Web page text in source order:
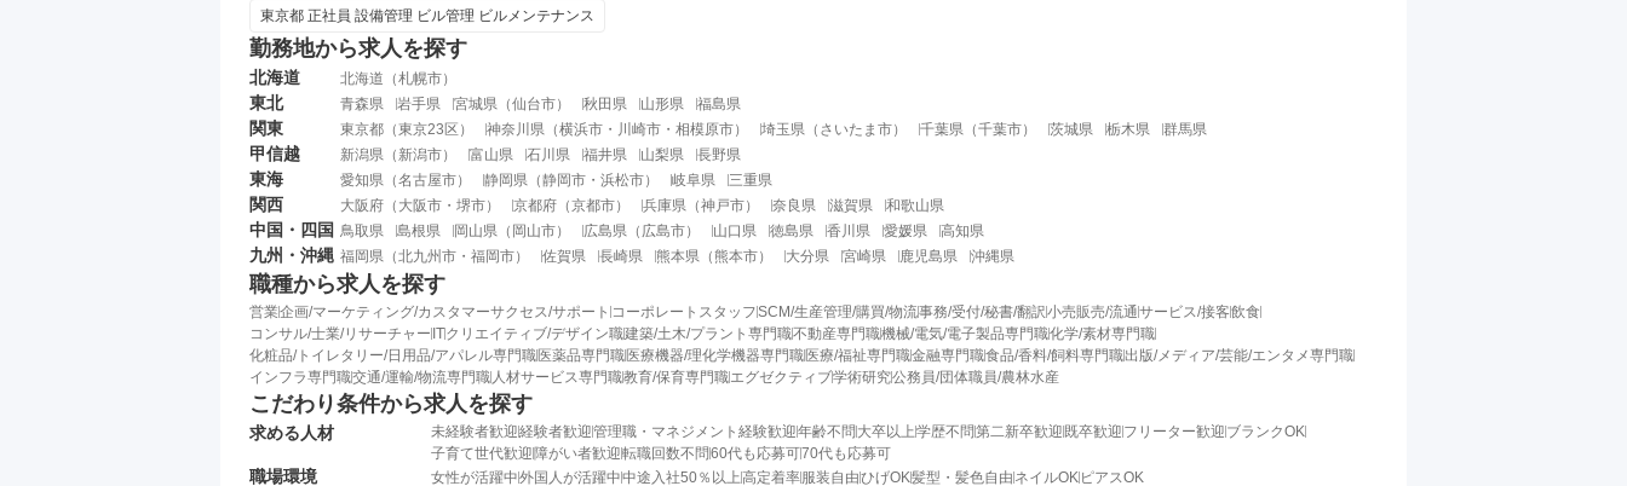
東京都 正社員 設備管理 ビル管理 ビルメンテナンス
勤務地から求人を探す
北海道 北海道 （札幌市）
東北 青森県 岩手県 宮城県 （仙台市） 秋田県 山形県 福島県
関東 東京都 （東京23区 ） 神奈川県 （横浜市 ・ 川崎市 ・ 相模原市） 埼玉県 （ さいたま市） 千葉県 （千葉市） 茨城県 栃木県 群馬県
甲信越 新潟県 （ 新潟市） 富山県 石川県 福井県 山梨県 長野県
東海 愛知県 （名古屋市） 静岡県 （静岡市 ・ 浜松市） 岐阜県 三重県
関西 大阪府 （ 大阪市 ・ 堺市） 京都府 （京都市） 兵庫県 （神戸市） 奈良県 滋賀県 和歌山県
中国・四国 鳥取県 島根県 岡山県 （ 岡山市） 広島県 （ 広島市） 山口県 徳島県 香川県 愛媛県 高知県
九州・沖縄 福岡県 （北九州市 ・ 福岡市） 佐賀県 長崎県 熊本県 （熊本市） 大分県 宮崎県 鹿児島県 沖縄県
職種から求人を探す
営業企画/マーケティング/カスタマーサクセス/サポート コーポレートスタッフSCM/生産管理/購買/物流事務/受付/秘書/翻訳小売販売/流通サービス/接客飲食
コンサル/士業/リサーチャー ITクリエイティブ/デザイン職建築/土木/プラント専門職不動産専門職機械/電気/電子製品専門職化学/素材専門職
化粧品/トイレタリー/日用品/アパレル専門職 医薬品専門職 医療機器/理化学機器専門職 医療/福祉専門職金融専門職食品/香料/飼料専門職出版/メディア/芸能/エンタメ専門職
インフラ専門職交通/運輸/物流専門職 人材サービス専門職教育/保育専門職エグゼクティブ学術研究公務員/団体職員/農林水産
こだわり条件から求人を探す
求める人材 未経験者歓迎経験者歓迎管理職・マネジメント経験歓迎年齢不問 大卒以上学歴不問第二新卒歓迎 既卒歓迎 フリーター歓迎 ブランクOK
子育て世代歓迎 障がい者歓迎転職回数不問60代も応募可70代も応募可
職場環境 女性が活躍中外国人が活躍中中途入社50％以上高定着率服装自由ひげOK髪型・髪色自由 ネイルOK ピアスOK